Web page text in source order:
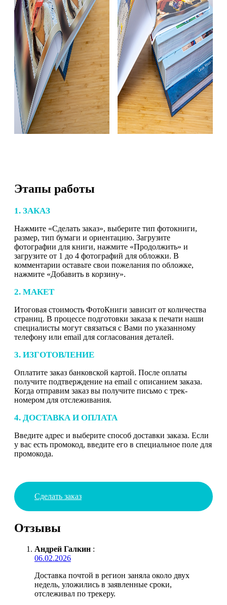
Этапы работы
1. ЗАКАЗ
Нажмите «Сделать заказ», выберите тип фотокниги,
размер, тип бумаги и ориентацию. Загрузите
фотографии для книги, нажмите «Продолжить» и
загрузите от 1 до 4 фотографий для обложки. В
комментарии оставьте свои пожелания по обложке,
нажмите «Добавить в корзину».
2. МАКЕТ
Итоговая стоимость ФотоКниги зависит от количества
страниц. В процессе подготовки заказа к печати наши
специалисты могут связаться с Вами по указанному
телефону или email для согласования деталей.
3. ИЗГОТОВЛЕНИЕ
Оплатите заказ банковской картой. После оплаты
получите подтверждение на email с описанием заказа.
Когда отправим заказ вы получите письмо с трек-
номером для отслеживания.
4. ДОСТАВКА И ОПЛАТА
Введите адрес и выберите способ доставки заказа. Если
у вас есть промокод, введите его в специальное поле для
промокода.
Сделать заказ
Отзывы
Андрей Галкин :
06.02.2026
Доставка почтой в регион заняла около двух
недель, уложились в заявленные сроки,
отслеживал по трекеру.